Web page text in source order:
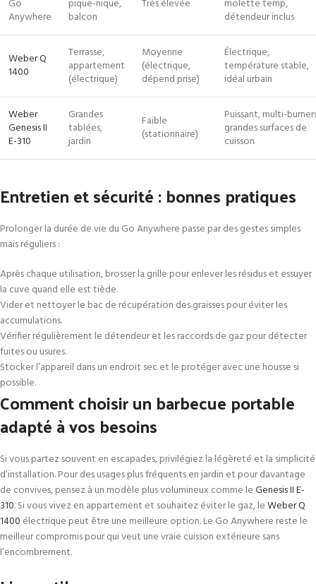
Go
Anywhere
pique-nique,
balcon
Très élevée
molette temp,
détendeur inclus
Weber Q
1400
Terrasse,
appartement
(électrique)
Moyenne
(électrique,
dépend prise)
Électrique,
température stable,
idéal urbain
Weber
Genesis II
E-310
Grandes
tablées,
jardin
Faible
(stationnaire)
Puissant, multi-
grandes surfaces de
cuisson
Entretien et sécurité : bonnes pratiques
Prolonger la durée de vie du Go Anywhere passe par des gestes simples
mais réguliers :
Après chaque utilisation, brosser la grille pour enlever les résidus et essuyer
la cuve quand elle est tiède.
Vider et nettoyer le bac de récupération des graisses pour éviter les
accumulations.
Vérifier régulièrement le détendeur et les raccords de gaz pour détecter
fuites ou usures.
Stocker l’appareil dans un endroit sec et le protéger avec une housse si
possible.
Comment choisir un barbecue portable
adapté à vos besoins
Si vous partez souvent en escapades, privilégiez la légèreté et la simplicité
d’installation. Pour des usages plus fréquents en jardin et pour davantage
de convives, pensez à un modèle plus volumineux comme leGenesis II E-
310. Si vous vivez en appartement et souhaitez éviter le gaz, leWeber Q
1400 électrique peut être une meilleure option. Le Go Anywhere reste le
meilleur compromis pour qui veut une vraie cuisson extérieure sans
l’encombrement.